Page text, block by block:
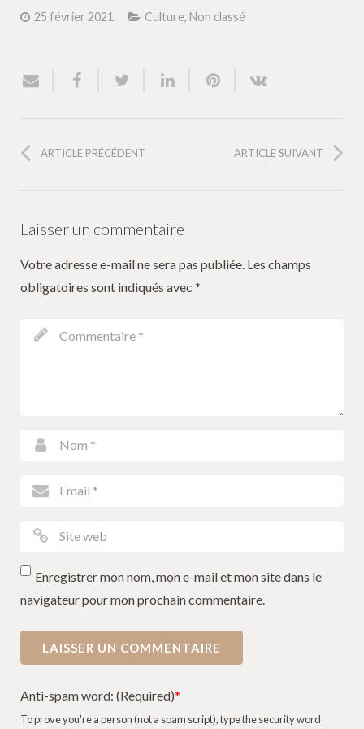
25 février 2021 Culture, Non classé
ARTICLE PRÉCÉDENT ARTICLE SUIVANT
Laisser un commentaire
Votre adresse e-mail ne sera pas publiée. Les champs
obligatoires sont indiqués avec *
Enregistrer mon nom, mon e-mail et mon site dans le
navigateur pour mon prochain commentaire.
Anti-spam word: (Required)*
To prove you're a person (not a spam script), type the security word